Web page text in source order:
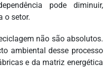
pode diminuir,
o setor.
não são absolutos.
ambiental desse processo
e da matriz energética